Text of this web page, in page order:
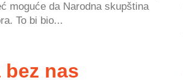
moguće da Narodna skupština
To bi bio...
bez nas